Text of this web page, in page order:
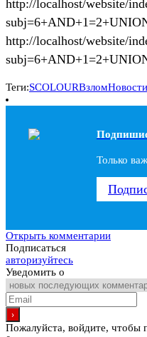
http://localhost/website/
http://localhost/website/
Теги:SCOLOURВзломНовости
Только
Открыть комментарии
Подписаться
авторизуйтесь
Уведомить о
Пожалуйста, войдите, чтобы